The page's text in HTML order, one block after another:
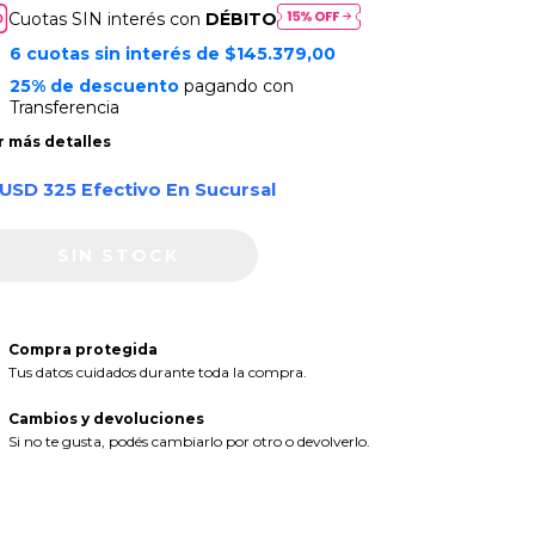
Cuotas SIN interés con DÉBITO
6 cuotas sin interés de $145.379,00
25% de descuentopagando con
Transferencia
más detalles
USD 325 Efectivo En Sucursal
Compra protegida
Tus datos cuidados durante toda la compra.
Cambios y devoluciones
Si no te gusta, podés cambiarlo por otro o devolverlo.